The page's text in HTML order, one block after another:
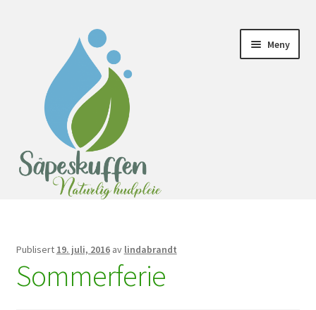
Meny
Eteriske oljer
Farge
Fortsett med Vipps
Gjestebok
Publisert 19. juli, 2016 av lindabrandt
Sommerferie